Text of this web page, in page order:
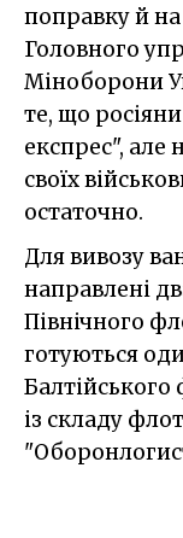
поправку й
Головного
Міноборони
те, що
експрес", але
своїх
остаточно.
Для вивозу
направлені
Північного
готуються
із складу